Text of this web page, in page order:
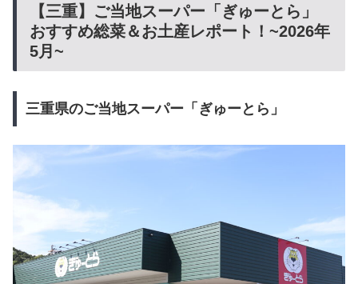
【三重】ご当地スーパー「ぎゅーとら」
おすすめ総菜＆お土産レポート！~2026年
5月~
三重県のご当地スーパー「ぎゅーとら」